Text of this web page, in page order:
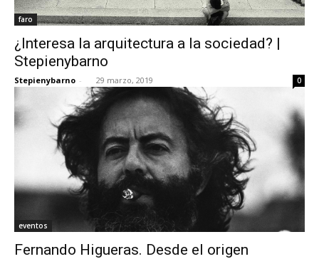
faro
¿Interesa la arquitectura a la sociedad? |
Stepienybarno
Stepienybarno - 29 marzo, 2019 0
eventos
Fernando Higueras. Desde el origen